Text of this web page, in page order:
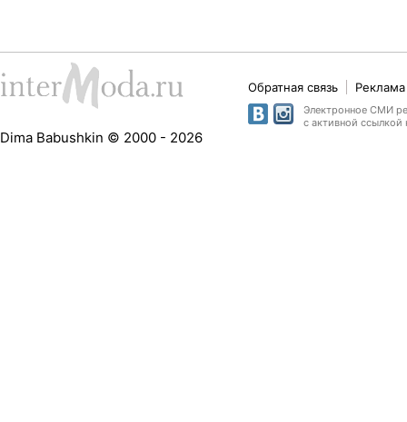
Dima Babushkin © 2000 - 2026
Обратная связь
Электронное СМИ
с активной ссылкой